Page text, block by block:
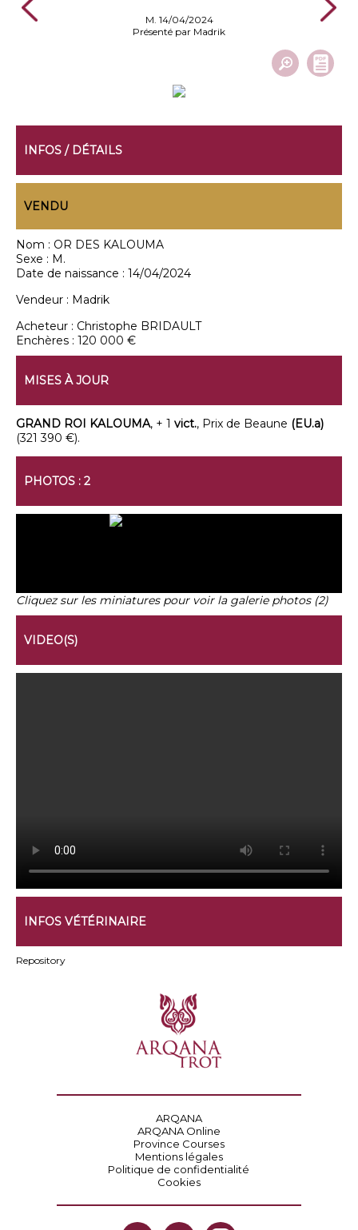
M. 14/04/2024
Présenté par Madrik
INFOS / DÉTAILS
VENDU
Nom : OR DES KALOUMA
Sexe : M.
Date de naissance : 14/04/2024
Vendeur : Madrik
Acheteur : Christophe BRIDAULT
Enchères : 120 000 €
MISES À JOUR
GRAND ROI KALOUMA, + 1 vict., Prix de Beaune (EU.a)
(321 390 €).
PHOTOS : 2
Cliquez sur les miniatures pour voir la galerie photos (2)
VIDEO(S)
INFOS VÉTÉRINAIRE
Repository
ARQANA
ARQANA Online
Province Courses
Mentions légales
Politique de confidentialité
Cookies